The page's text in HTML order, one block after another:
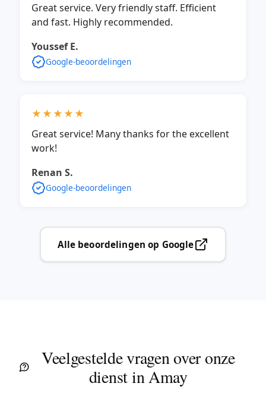
Great service. Very friendly staff. Efficient
and fast. Highly recommended.
Youssef E.
Google-beoordelingen
★★★★★
Great service! Many thanks for the excellent
work!
Renan S.
Google-beoordelingen
Alle beoordelingen op Google
Veelgestelde vragen over onze
dienst in Amay